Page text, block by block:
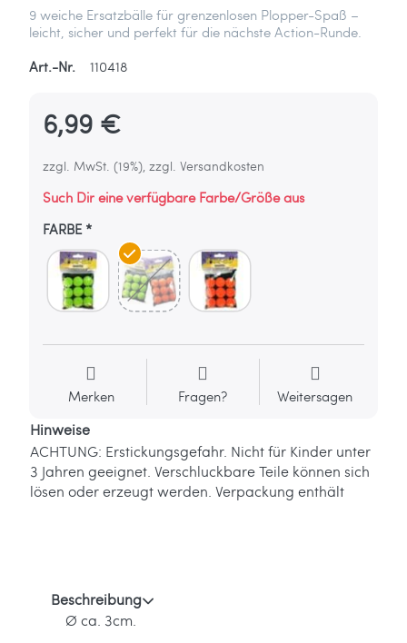
9 weiche Ersatzbälle für grenzenlosen Plopper-Spaß –
leicht, sicher und perfekt für die nächste Action-Runde.
Art.-Nr.
110418
6,99 €
zzgl. MwSt. (19%), zzgl. Versandkosten
Such Dir eine verfügbare Farbe/Größe aus
FARBE
Merken Fragen? Weitersagen
Hinweise
ACHTUNG: Erstickungsgefahr. Nicht für Kinder unter
3 Jahren geeignet. Verschluckbare Teile können sich
lösen oder erzeugt werden. Verpackung enthält
Beschreibung
Ø ca. 3cm.